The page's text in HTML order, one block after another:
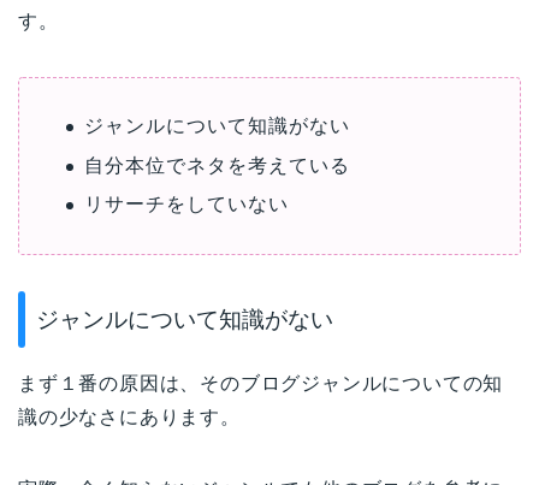
す。
ジャンルについて知識がない
自分本位でネタを考えている
リサーチをしていない
ジャンルについて知識がない
まず１番の原因は、そのブログジャンルについての知
識の少なさにあります。